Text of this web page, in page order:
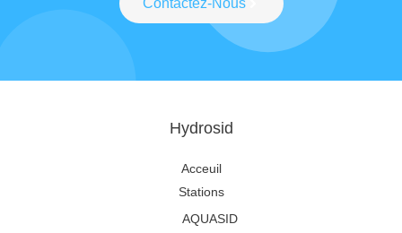
Contactez-Nous
Hydrosid
Acceuil
Stations
AQUASID